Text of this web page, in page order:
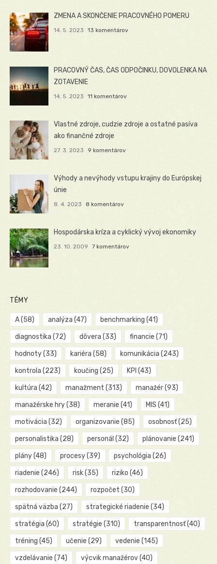
ZMENA A SKONČENIE PRACOVNÉHO POMERU
14. 5. 2023 13 komentárov
PRACOVNÝ ČAS, ČAS ODPOČINKU, DOVOLENKA NA
ZOTAVENIE
14. 5. 2023 11 komentárov
Vlastné zdroje, cudzie zdroje a ostatné pasíva
ako finančné zdroje
27. 3. 2023 9 komentárov
Výhody a nevýhody vstupu krajiny do Európskej
únie
8. 4. 2023 8 komentárov
Hospodárska kríza a cyklický vývoj ekonomiky
23. 10. 2009 7 komentárov
TÉMY
A(58) analýza (47) benchmarking (41)
diagnostika (72) dôvera (33) financie (71)
hodnoty(33) kariéra (58) komunikácia (243)
kontrola (223) koučing (25) KPI (43)
kultúra (42) manažment (313) manažér(93)
manažérske hry(38) meranie (41) MIS (41)
motivácia (32) organizovanie (85) osobnosť(25)
personalistika (28) personál (32) plánovanie (241)
plány(48) procesy(39) psychológia (26)
riadenie (246) risk(35) riziko (46)
rozhodovanie (244) rozpočet (30)
spätná väzba (27) strategické riadenie (34)
stratégia (60) stratégie (310) transparentnosť(40)
tréning (45) učenie (29) vedenie (145)
vzdelávanie (74) výcvik manažérov(40)